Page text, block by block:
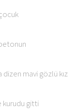
dizen mavi gözlü kız
kurudu gitti